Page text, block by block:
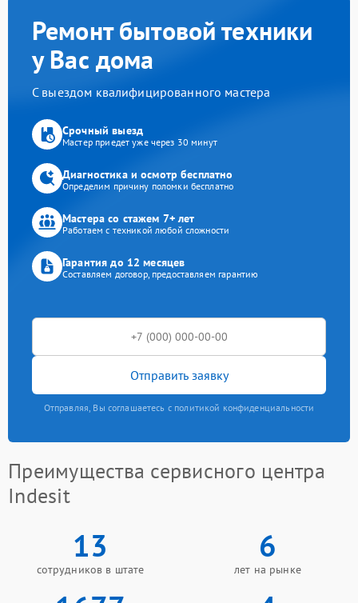
Ремонт бытовой техники
у Вас дома
С выездом квалифицированного мастера
Срочный выезд
Мастер приедет уже через 30 минут
Диагностика и осмотр бесплатно
Определим причину поломки бесплатно
Мастера со стажем 7+ лет
Работаем с техникой любой сложности
Гарантия до 12 месяцев
Составляем договор, предоставляем гарантию
Отправить заявку
Отправляя, Вы соглашаетесь с политикой конфиденциальности
Преимущества сервисного центра
Indesit
13
сотрудников в штате
6
лет на рынке